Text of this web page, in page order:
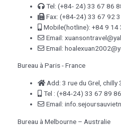
Tel: (+84- 24) 33 67 86
Fax: (+84-24) 33 67 92
Mobile(hotline): +84 9 14
Email:
Email:
Bureau à Paris - France
Add: 3 rue du Grel, chilly
Tel : (+84-24) 33 67 89 86
Email:
Bureau à Melbourne – Australie